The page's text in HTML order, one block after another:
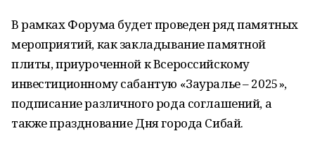
В рамках Форума будет проведен ряд памятных
мероприятий, как закладывание памятной
плиты, приуроченной к Всероссийскому
инвестиционному сабантую «Зауралье – 2025»,
подписание различного рода соглашений, а
также празднование Дня города Сибай.